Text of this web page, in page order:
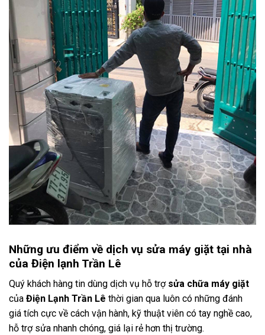
Những ưu điểm về dịch vụ sửa máy giặt tại nhà
của Điện lạnh Trần Lê
Quý khách hàng tin dùng dịch vụ hỗ trợ sửa chữa máy giặt
của Điện Lạnh Trần Lê thời gian qua luôn có những đánh
giá tích cực về cách vận hành, kỹ thuật viên có tay nghề cao,
hỗ trợ sửa nhanh chóng, giá lại rẻ hơn thị trường.